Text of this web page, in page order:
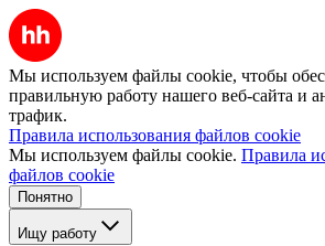
Мы используем файлы cookie, чтобы
правильную работу нашего веб-сайта и
трафик.
Правила использования файлов cookie
Мы используем файлы cookie. Правила
файлов cookie
Понятно
Ищу работу